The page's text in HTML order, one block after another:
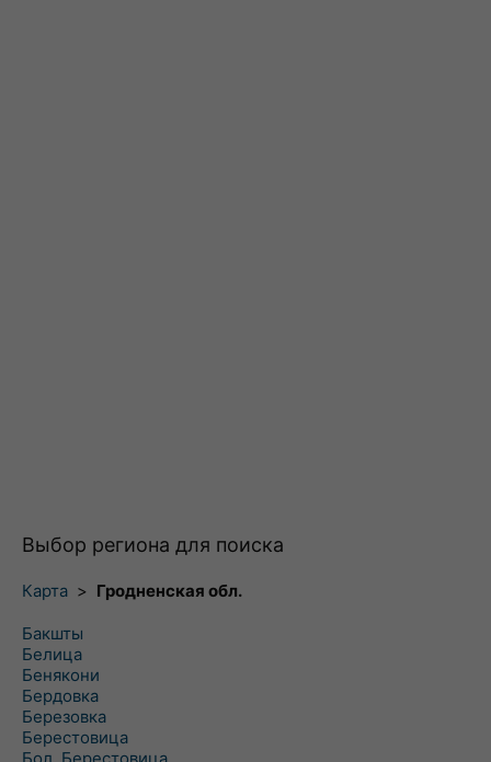
Выбор региона для поиска
Карта > Гродненская обл.
Бакшты
Белица
Бенякони
Бердовка
Березовка
Берестовица